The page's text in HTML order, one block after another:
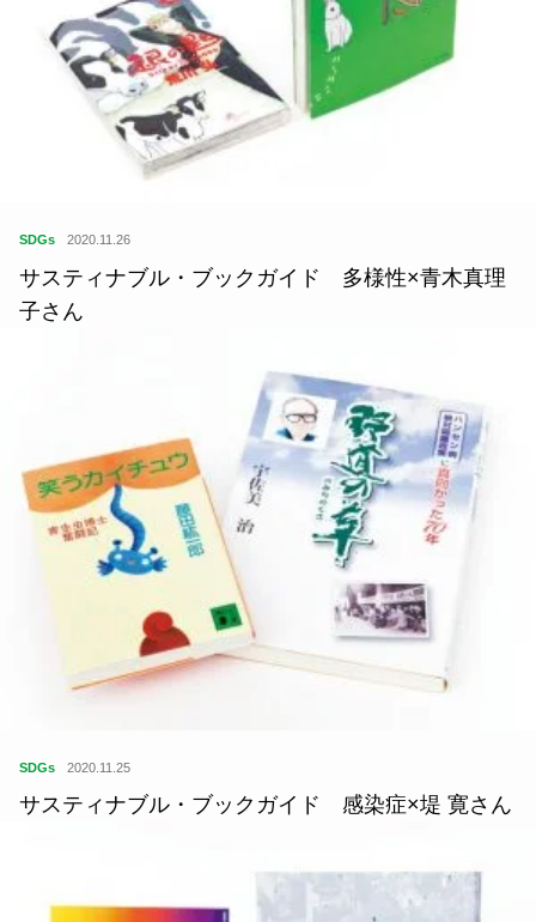
SDGs 2020.11.26
サスティナブル・ブックガイド 多様性×青木真理
子さん
SDGs 2020.11.25
サスティナブル・ブックガイド 感染症×堤 寛さん